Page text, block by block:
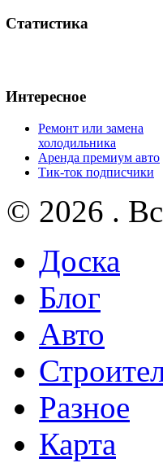
Статистика
Интересное
Ремонт или замена
холодильника
Аренда премиум авто
Тик-ток подписчики
© 2026 .
Доска
Блог
Авто
Разное
Карта